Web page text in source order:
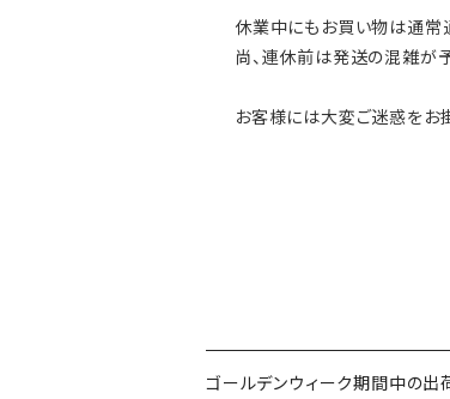
休業中にもお買い物は通常
尚、連休前は発送の混雑が
お客様には大変ご迷惑をお
ゴールデンウィーク期間中の出